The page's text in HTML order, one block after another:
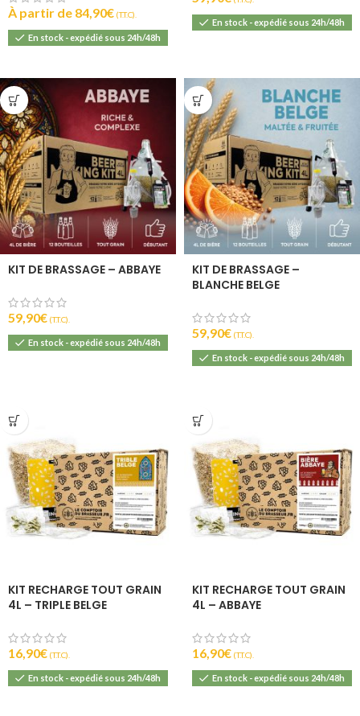
À partir de 84,90€ (T.T.C).
En stock - expédié sous 24h/48h
En stock - expédié sous 24h/48h
KIT DE BRASSAGE – ABBAYE
59,90€ (T.T.C).
En stock - expédié sous 24h/48h
KIT DE BRASSAGE –
BLANCHE BELGE
59,90€ (T.T.C).
En stock - expédié sous 24h/48h
KIT RECHARGE TOUT GRAIN
4L – TRIPLE BELGE
16,90€ (T.T.C).
En stock - expédié sous 24h/48h
KIT RECHARGE TOUT GRAIN
4L – ABBAYE
16,90€ (T.T.C).
En stock - expédié sous 24h/48h